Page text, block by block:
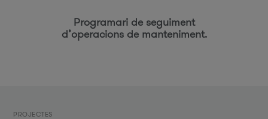
Programari de seguiment
d’operacions de manteniment.
PROJECTES